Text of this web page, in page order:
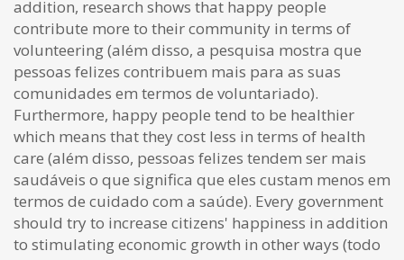
addition, research shows that happy people
contribute more to their community in terms of
volunteering (além disso, a pesquisa mostra que
pessoas felizes contribuem mais para as suas
comunidades em termos de voluntariado).
Furthermore, happy people tend to be healthier
which means that they cost less in terms of health
care (além disso, pessoas felizes tendem ser mais
saudáveis o que significa que eles custam menos em
termos de cuidado com a saúde). Every government
should try to increase citizens' happiness in addition
to stimulating economic growth in other ways (todo